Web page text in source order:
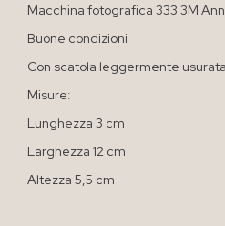
Macchina fotografica 333 3M
Buone condizioni
Con scatola leggermente
Misure:
Lunghezza 3 cm
Larghezza 12 cm
Altezza 5,5 cm